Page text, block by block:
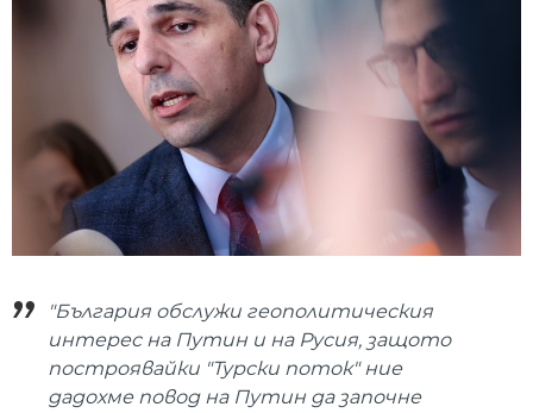
"България обслужи геополитическия
интерес на Путин и на Русия, защото
построявайки "Турски поток" ние
дадохме повод на Путин да започне